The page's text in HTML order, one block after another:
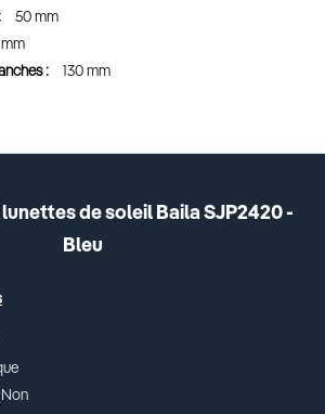
50 mm
mm
130 mm
de soleil Baila SJP2420 -
Bleu
Non